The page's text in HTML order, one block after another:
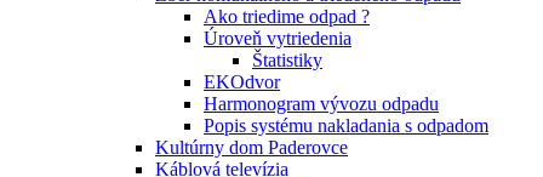
Ako triedime odpad ?
Úroveň vytriedenia
Štatistiky
EKOdvor
Harmonogram vývozu odpadu
Popis systému nakladania s odpadom
Kultúrny dom Paderovce
Káblová televízia